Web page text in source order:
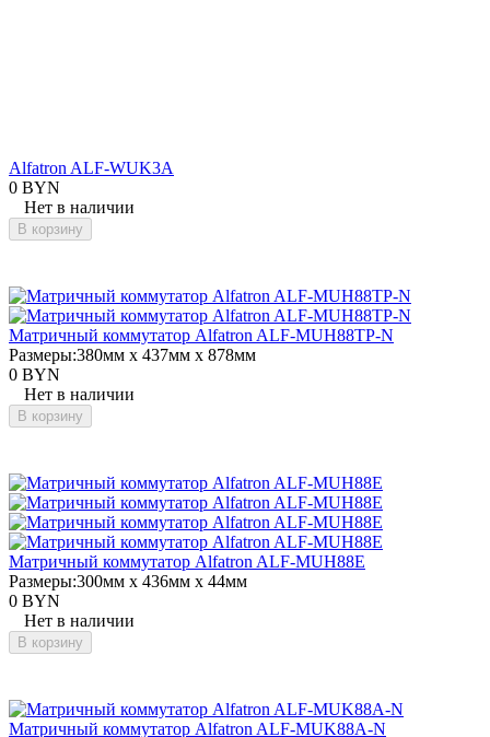
Alfatron ALF-WUK3A
0 BYN
Нет в наличии
В корзину
Матричный коммутатор Alfatron ALF-MUH88TP-N
Размеры:380мм x 437мм x 878мм
0 BYN
Нет в наличии
В корзину
Матричный коммутатор Alfatron ALF-MUH88E
Размеры:300мм x 436мм x 44мм
0 BYN
Нет в наличии
В корзину
Матричный коммутатор Alfatron ALF-MUK88A-N